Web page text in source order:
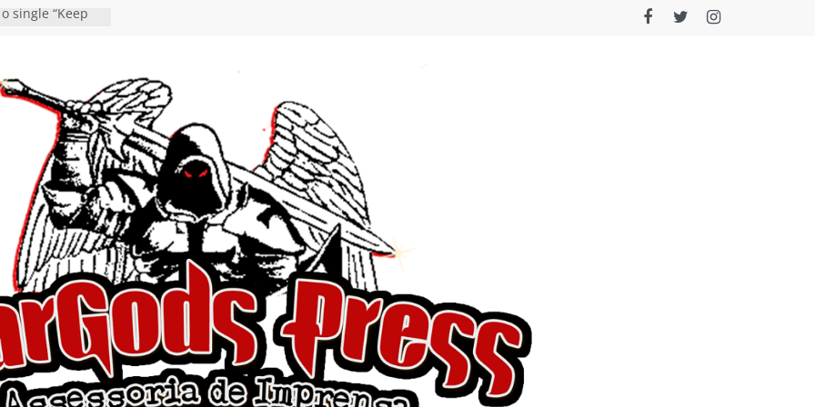
single “Keep
Rig” definitivo
Hell’s Heroes
chega ao
em formato
nas plataformas
show em
Autoral” e
do novo single
de uma
do EP
I Begin”